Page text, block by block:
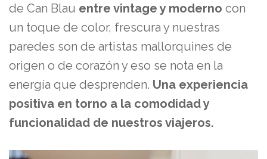
de Can Blau entre vintage y moderno con
un toque de color, frescura y nuestras
paredes son de artistas mallorquines de
origen o de corazón y eso se nota en la
energía que desprenden. Una experiencia
positiva en torno a la comodidad y
funcionalidad de nuestros viajeros.